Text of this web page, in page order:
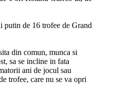
putin de 16 trofee de Grand
din comun, munca si
sa se incline in fata
ani de jocul sau
trofee, care nu se va opri